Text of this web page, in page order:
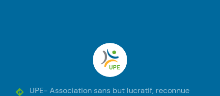
UPE
UPE- Association sans but lucratif, reconnue